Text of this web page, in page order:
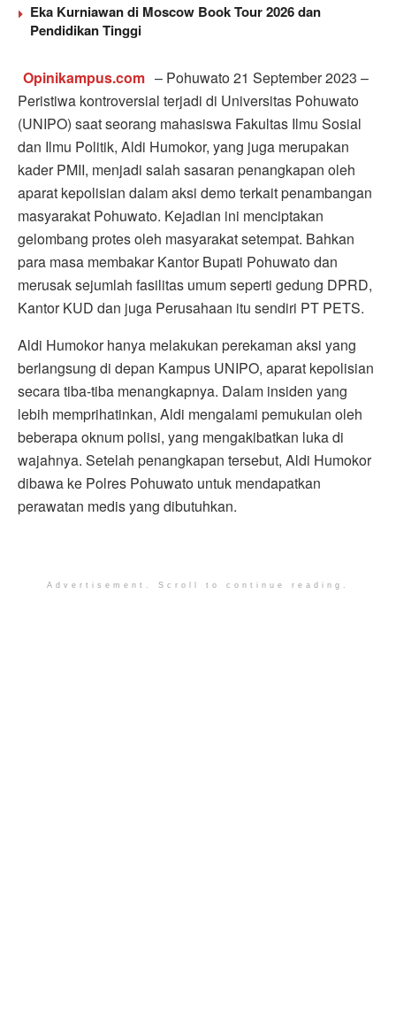
Eka Kurniawan di Moscow Book Tour 2026 dan
Pendidikan Tinggi
Opinikampus.com – Pohuwato 21 September 2023 –
Peristiwa kontroversial terjadi di Universitas Pohuwato
(UNIPO) saat seorang mahasiswa Fakultas Ilmu Sosial
dan Ilmu Politik, Aldi Humokor, yang juga merupakan
kader PMII, menjadi salah sasaran penangkapan oleh
aparat kepolisian dalam aksi demo terkait penambangan
masyarakat Pohuwato. Kejadian ini menciptakan
gelombang protes oleh masyarakat setempat. Bahkan
para masa membakar Kantor Bupati Pohuwato dan
merusak sejumlah fasilitas umum seperti gedung DPRD,
Kantor KUD dan juga Perusahaan itu sendiri PT PETS.
Aldi Humokor hanya melakukan perekaman aksi yang
berlangsung di depan Kampus UNIPO, aparat kepolisian
secara tiba-tiba menangkapnya. Dalam insiden yang
lebih memprihatinkan, Aldi mengalami pemukulan oleh
beberapa oknum polisi, yang mengakibatkan luka di
wajahnya. Setelah penangkapan tersebut, Aldi Humokor
dibawa ke Polres Pohuwato untuk mendapatkan
perawatan medis yang dibutuhkan.
Advertisement. Scroll to continue reading.